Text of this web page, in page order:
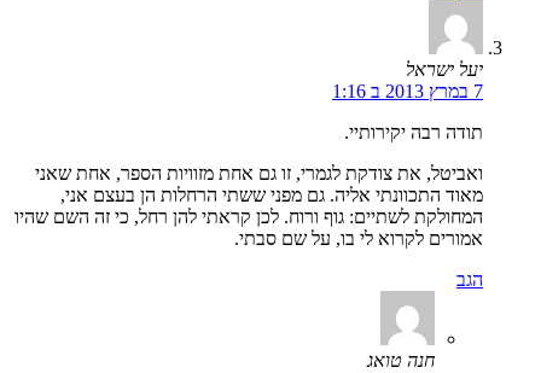
יעל ישראל
7 במרץ 2013 ב 1:16
תודה רבה יקירותיי.
ואביטל, את צודקת לגמרי, זו גם אחת מזוויות הספר, אחת שאני
מאוד התכוונתי אליה. גם מפני ששתי הרחלות הן בעצם אני,
המחולקת לשתיים: גוף ורוח. לכן קראתי להן רחל, כי זה השם שהיו
אמורים לקרוא לי בו, על שם סבתי.
הגב
חנה טואג